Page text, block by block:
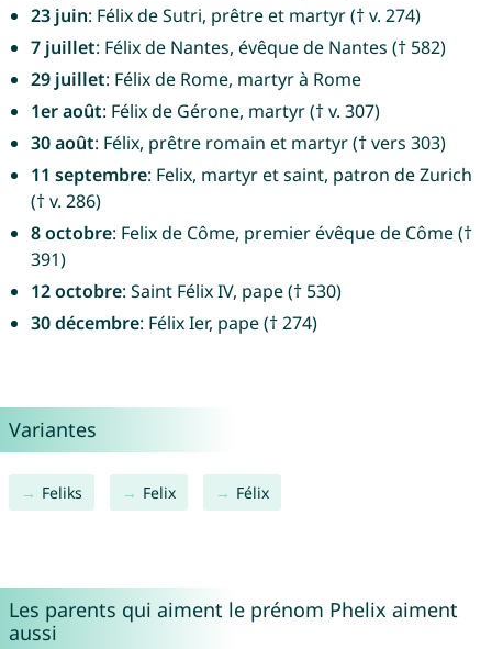
23 juin: Félix de Sutri, prêtre et martyr († v. 274)
7 juillet: Félix de Nantes, évêque de Nantes († 582)
29 juillet: Félix de Rome, martyr à Rome
1er août: Félix de Gérone, martyr († v. 307)
30 août: Félix, prêtre romain et martyr († vers 303)
11 septembre: Felix, martyr et saint, patron de Zurich
(† v. 286)
8 octobre: Felix de Côme, premier évêque de Côme (†
391)
12 octobre: Saint Félix IV, pape († 530)
30 décembre: Félix Ier, pape († 274)
Variantes
Feliks Felix Félix
Les parents qui aiment le prénom Phelix aiment
aussi